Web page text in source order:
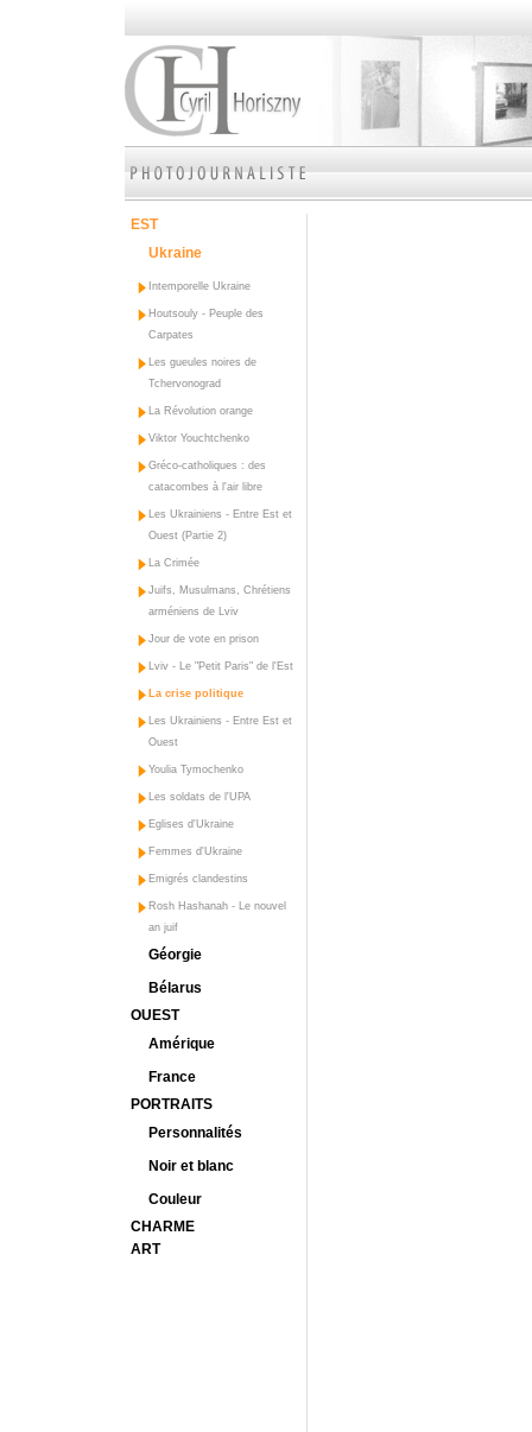
EST
Ukraine
Intemporelle Ukraine
Houtsouly - Peuple des
Carpates
Les gueules noires de
Tchervonograd
La Révolution orange
Viktor Youchtchenko
Gréco-catholiques : des
catacombes à l'air libre
Les Ukrainiens - Entre Est et
Ouest (Partie 2)
La Crimée
Juifs, Musulmans, Chrétiens
arméniens de Lviv
Jour de vote en prison
Lviv - Le "Petit Paris" de l'Est
La crise politique
Les Ukrainiens - Entre Est et
Ouest
Youlia Tymochenko
Les soldats de l'UPA
Eglises d'Ukraine
Femmes d'Ukraine
Emigrés clandestins
Rosh Hashanah - Le nouvel
an juif
Géorgie
Bélarus
OUEST
Amérique
France
PORTRAITS
Personnalités
Noir et blanc
Couleur
CHARME
ART